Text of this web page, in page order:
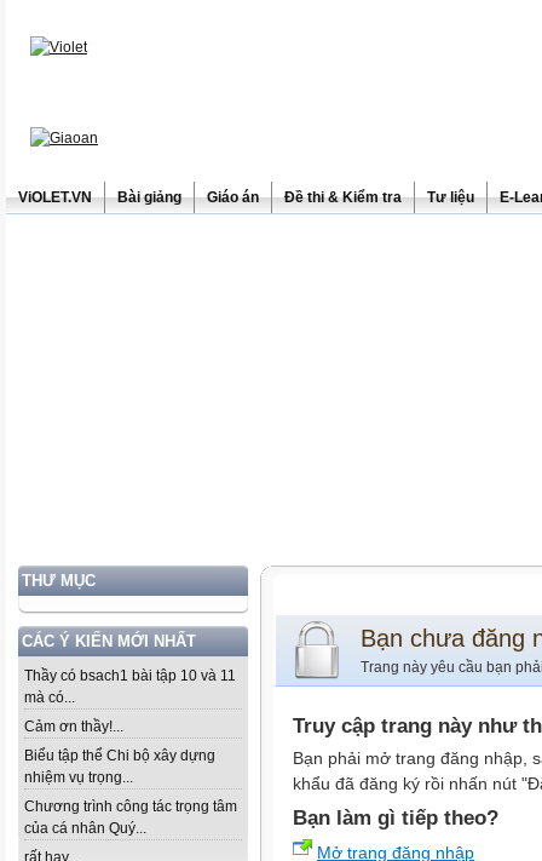
ViOLET.VN Bài giảng Giáo án Đề thi & Kiểm tra Tư liệu E-
THƯ MỤC
CÁC Ý KIẾN MỚI NHẤT
Thầy có bsach1 bài tập 10 và 11
mà có...
Cảm ơn thầy!...
Biểu tập thể Chi bộ xây dựng
nhiệm vụ trọng...
Chương trình công tác trọng tâm
của cá nhân Quý...
rất hay...
Bạn chưa đăng
Trang này yêu cầu bạn
Truy cập trang này như
Bạn phải mở trang đăng nhập,
khẩu đã đăng ký rồi nhấn nút
Bạn làm gì tiếp theo?
Mở trang đăng nhập